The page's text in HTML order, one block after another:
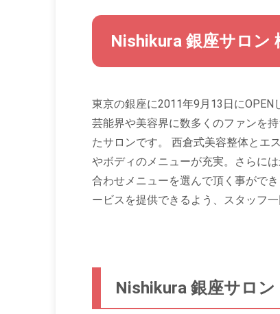
Nishikura 銀座サロン
東京の銀座に2011年9月13日にOPEN
芸能界や美容界に数多くのファンを
たサロンです。 西倉式美容整体とエ
やボディのメニューが充実。さらに
合わせメニューを選んで頂く事がで
ービスを提供できるよう、スタッフ
Nishikura 銀座サロン